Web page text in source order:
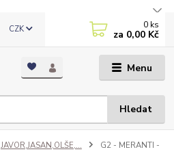
Menu
CZK
Hledat
0 ks
za 0,00 Kč
JAVOR,JASAN,OLŠE,...
G2 - MERANTI -